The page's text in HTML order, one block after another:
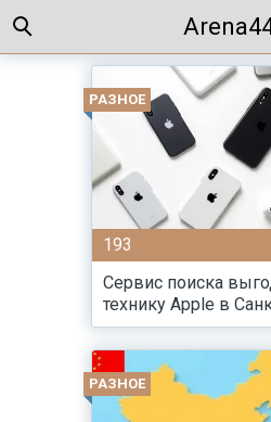
РАЗНОЕ
193
Сервис поиска
технику Apple в
РАЗНОЕ